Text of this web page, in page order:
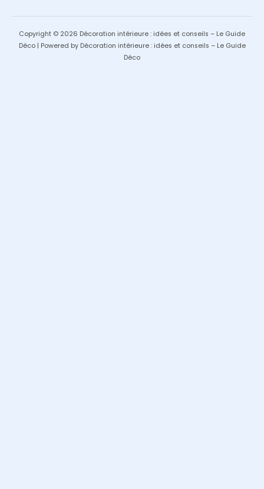
Copyright © 2026 Décoration intérieure : idées et conseils – Le Guide
Déco | Powered by Décoration intérieure : idées et conseils – Le Guide
Déco